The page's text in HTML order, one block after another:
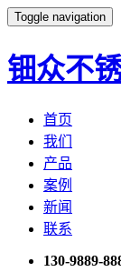
Toggle navigation
钿众不
首页
我们
产品
案例
新闻
联系
130-9889-